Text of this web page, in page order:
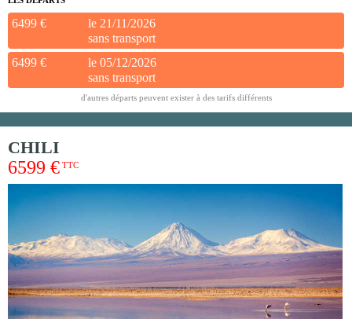
6499 €
le 21/11/2026
sans transport
6499 €
le 05/12/2026
sans transport
d'autres départs peuvent exister à des tarifs différents
CHILI
6599 € TTC